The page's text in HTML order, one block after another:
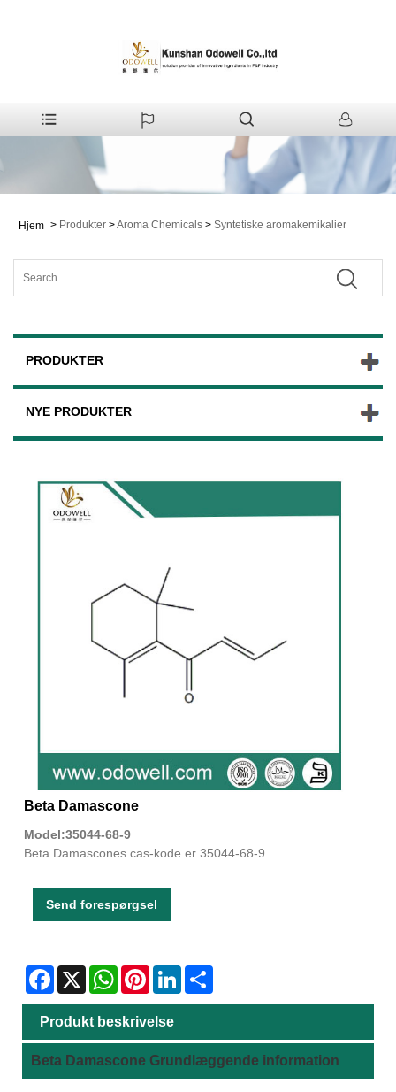
Hjem > Produkter >Aroma Chemicals > Syntetiske aromakemikalier
PRODUKTER
NYE PRODUKTER
Beta Damascone
Model:35044-68-9
Beta Damascones cas-kode er 35044-68-9
Send forespørgsel
Facebook
X WhatsAppPinterestLinkedIn
Produkt beskrivelse
Beta Damascone Grundlæggende information